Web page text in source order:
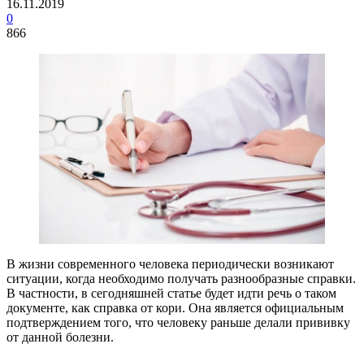
16.11.2019
0
866
В жизни современного человека периодически возникают
ситуации, когда необходимо получать разнообразные справки.
В частности, в сегодняшней статье будет идти речь о таком
документе, как справка от кори. Она является официальным
подтверждением того, что человеку раньше делали прививку
от данной болезни.